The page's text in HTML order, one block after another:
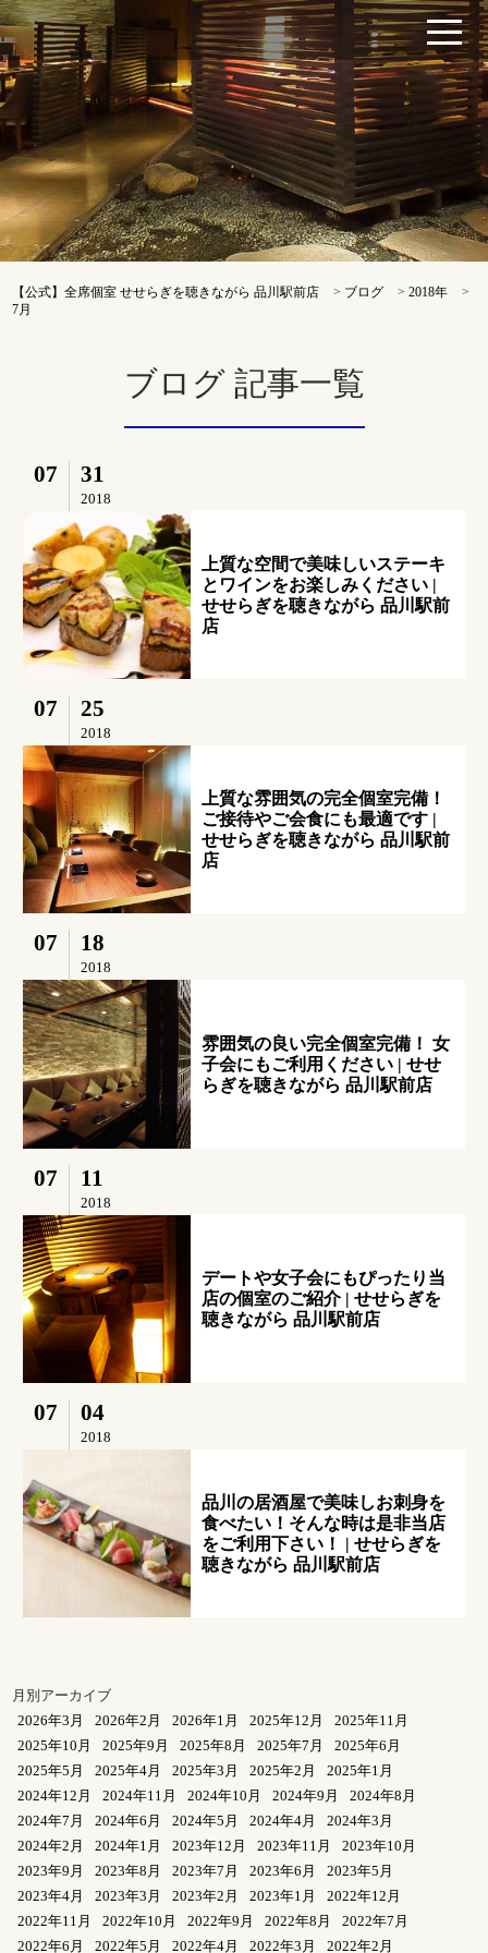
【公式】全席個室 せせらぎを聴きながら 品川駅前店 > ブログ >2018年
>
7月
ブログ 記事一覧
07 31
2018
上質な空間で美味しいステーキ
とワインをお楽しみください |
せせらぎを聴きながら 品川駅前
店
07 25
2018
上質な雰囲気の完全個室完備！
ご接待やご会食にも最適です |
せせらぎを聴きながら 品川駅前
店
07 18
2018
雰囲気の良い完全個室完備！ 女
子会にもご利用ください | せせ
らぎを聴きながら 品川駅前店
07 11
2018
デートや女子会にもぴったり当
店の個室のご紹介 | せせらぎを
聴きながら 品川駅前店
07 04
2018
品川の居酒屋で美味しお刺身を
食べたい！そんな時は是非当店
をご利用下さい！ | せせらぎを
聴きながら 品川駅前店
月別アーカイブ
2026年3月
2026年2月 2026年1月 2025年12月
2025年11月
2025年10月
2025年9月 2025年8月 2025年7月
2025年6月
2025年5月
2025年4月 2025年3月 2025年2月
2025年1月
2024年12月
2024年11月 2024年10月 2024年9月
2024年8月
2024年7月
2024年6月 2024年5月 2024年4月
2024年3月
2024年2月
2024年1月 2023年12月 2023年11月
2023年10月
2023年9月
2023年8月 2023年7月 2023年6月
2023年5月
2023年4月
2023年3月 2023年2月 2023年1月
2022年12月
2022年11月
2022年10月 2022年9月 2022年8月
2022年7月
2022年6月
2022年5月 2022年4月 2022年3月 2022年2月